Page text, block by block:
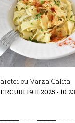
cu Varza Calita
19.11.2025 - 10:23